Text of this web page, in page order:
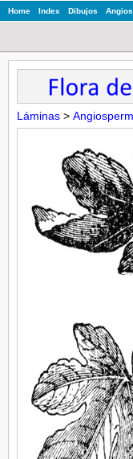
Home Index Dibujos
Láminas >